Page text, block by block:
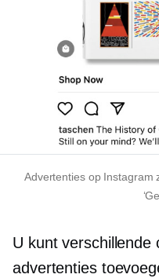
Advertenties op Instagram
U kunt verschillende
advertenties